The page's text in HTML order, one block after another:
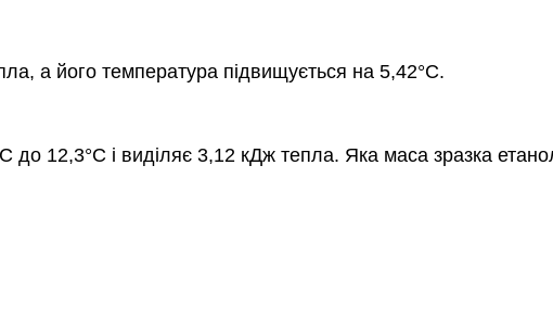
а його температура підвищується на 5,42°С.
до 12,3°С і виділяє 3,12 кДж тепла. Яка маса зразка